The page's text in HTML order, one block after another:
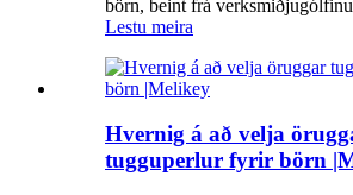
börn, beint frá
Lestu meira
Hvernig á að velja
tugguperlur fyrir börn